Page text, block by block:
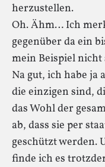
herzustellen.
Oh. Ähm… Ich
gegenüber da ein
mein Beispiel nicht
Na gut, ich habe ja
die einzigen sind,
das Wohl der
ab, dass sie per
geschützt werden.
finde ich es